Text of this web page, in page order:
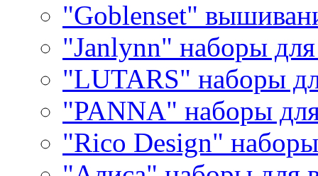
"Goblenset"
"Janlynn" наборы
"LUTARS" наборы
"PANNA" наборы
"Rico Design"